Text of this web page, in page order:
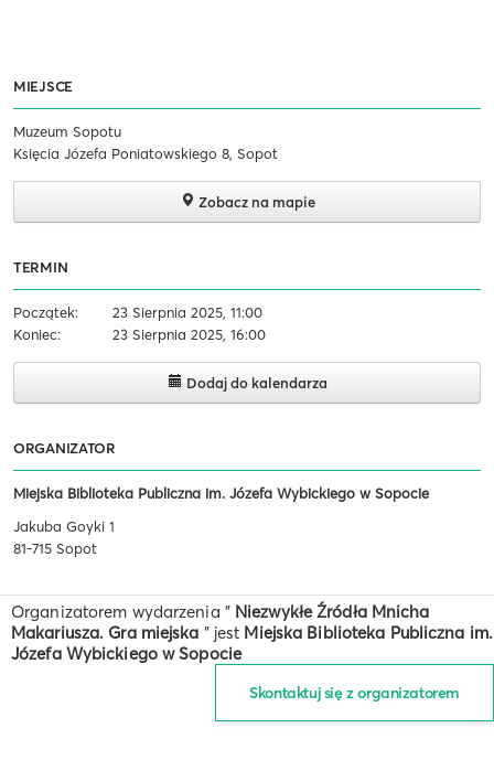
MIEJSCE
Muzeum Sopotu
Księcia Józefa Poniatowskiego 8, Sopot
Zobacz na mapie
TERMIN
Początek:
23 Sierpnia 2025, 11:00
Koniec:
23 Sierpnia 2025, 16:00
Dodaj do kalendarza
ORGANIZATOR
Miejska Biblioteka Publiczna im. Józefa Wybickiego w Sopocie
Jakuba Goyki 1
81-715 Sopot
Organizatorem wydarzenia " Niezwykłe Źródła Mnicha
Makariusza. Gra miejska " jest Miejska Biblioteka Publiczna im.
Józefa Wybickiego w Sopocie
Skontaktuj się z organizatorem